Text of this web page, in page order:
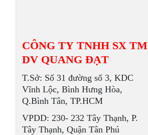
CÔNG TY TNHH SX TM
DV QUANG ĐẠT
T.Sở: Số 31 đường số 3, KDC
Vĩnh Lộc, Bình Hưng Hòa,
Q.Bình Tân, TP.HCM
VPDD: 230- 232 Tây Thạnh, P.
Tây Thạnh, Quận Tân Phú